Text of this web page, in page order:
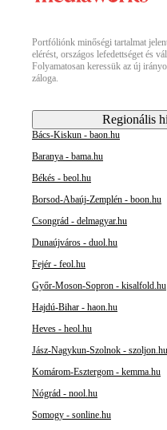
Portfóliónk minőségi tartalmat
elérést, országos lefedettséget és
Folyamatosan keressük az új
záloga.
Regionális
Bács-Kiskun - baon.hu
Baranya - bama.hu
Békés - beol.hu
Borsod-Abaúj-Zemplén - boon.hu
Csongrád - delmagyar.hu
Dunaújváros - duol.hu
Fejér - feol.hu
Győr-Moson-Sopron - kisalfold.hu
Hajdú-Bihar - haon.hu
Heves - heol.hu
Jász-Nagykun-Szolnok - szoljon.hu
Komárom-Esztergom - kemma.hu
Nógrád - nool.hu
Somogy - sonline.hu